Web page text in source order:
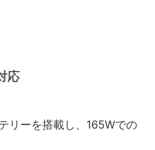
応
リーを搭載し、165Wでの